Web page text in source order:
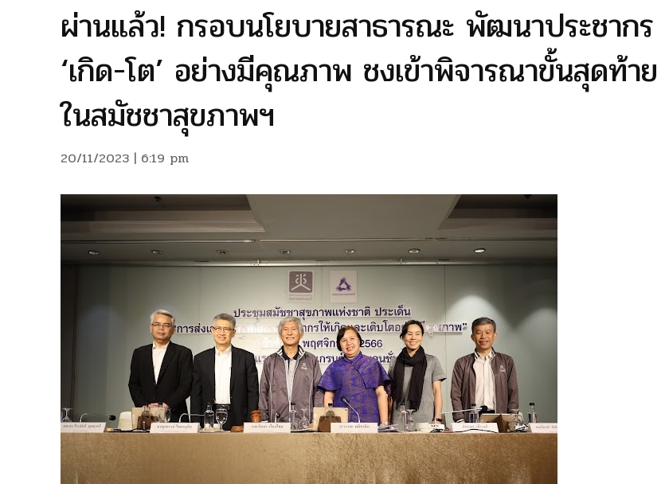
ผ่านแล้ว! กรอบนโยบายสาธารณะ พัฒนาประชากร
‘เกิด-โต’ อย่างมีคุณภาพ ชงเข้าพิจารณาขั้นสุดท้าย
ในสมัชชาสุขภาพฯ
20/11/2023 | 6:19 pm